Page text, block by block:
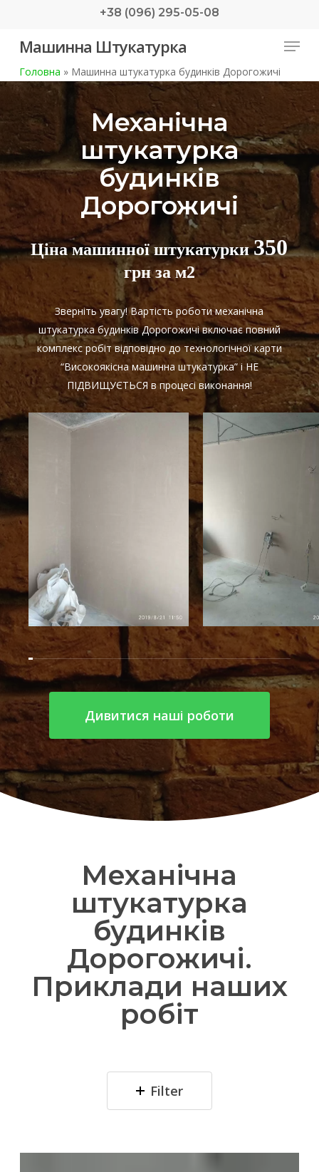
main
+38 (096) 295-05-08
Машинна Штукатурка Menu
Головна »Машинна штукатурка будинків Дорогожичі
Механічна
штукатурка
будинків
Дорогожичі
Ціна машинної штукатурки350
грн за м2
Зверніть увагу! Вартість роботи механічна
штукатурка будинків Дорогожичі включає повний
комплекс робіт відповідно до технологічної карти
“Високоякісна машинна штукатурка” і НЕ
ПІДВИЩУЄТЬСЯ в процесі виконання!
Дивитися наші роботи
Механічна
штукатурка
будинків
Дорогожичі.
Приклади наших
робіт
Filter